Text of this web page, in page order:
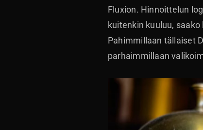
Fluxion. Hinnoittelun
kuitenkin kuuluu,
Pahimmillaan tällaiset
parhaimmillaan